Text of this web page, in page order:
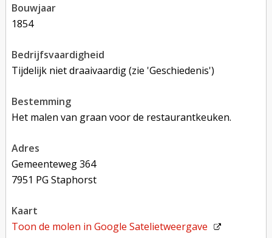
bouwjaar
1854
bedrijfsvaardigheid
Tijdelijk niet draaivaardig (zie 'Geschiedenis')
bestemming
Het malen van graan voor de restaurantkeuken.
adres
Gemeenteweg 364
7951 PG Staphorst
kaart
Toon de molen inGoogle Satelietweergave